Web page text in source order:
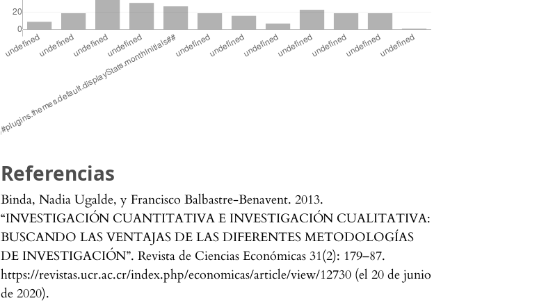
Referencias
Binda, Nadia Ugalde, y Francisco Balbastre-Benavent. 2013.
“INVESTIGACIÓN CUANTITATIVA E INVESTIGACIÓN CUALITATIVA:
BUSCANDO LAS VENTAJAS DE LAS DIFERENTES METODOLOGÍAS
DE INVESTIGACIÓN”. Revista de Ciencias Económicas 31(2): 179–87.
https://revistas.ucr.ac.cr/index.php/economicas/article/view/12730 (el 20 de junio
de 2020).